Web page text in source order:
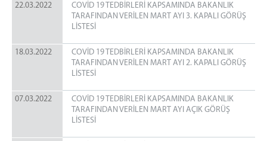
22.03.2022
COVİD 19 TEDBİRLERİ KAPSAMINDA BAKANLIK
TARAFINDAN VERİLEN MART AYI 3. KAPALI GÖRÜŞ
LİSTESİ
18.03.2022
COVİD 19 TEDBİRLERİ KAPSAMINDA BAKANLIK
TARAFINDAN VERİLEN MART AYI 2. KAPALI GÖRÜŞ
LİSTESİ
07.03.2022
COVİD 19 TEDBİRLERİ KAPSAMINDA BAKANLIK
TARAFINDAN VERİLEN MART AYI AÇIK GÖRÜŞ
LİSTESİ